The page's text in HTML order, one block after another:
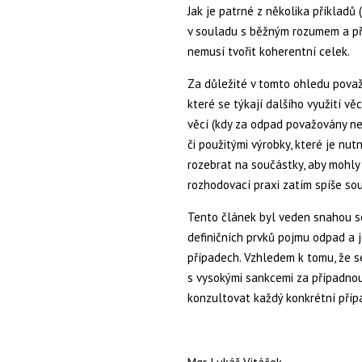
Jak je patrné z několika příkladů
v souladu s běžným rozumem a
nemusí tvořit koherentní celek.
Za důležité v tomto ohledu
které se týkají dalšího využití
věcí (kdy za odpad považovány
či použitými výrobky, které je
rozebrat na součástky, aby
rozhodovací praxi zatím spíše
Tento článek byl veden snahou
definičních prvků pojmu odpad
případech. Vzhledem k tomu, že
s vysokými sankcemi za
konzultovat každý konkrétní